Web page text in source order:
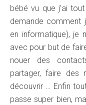
bébé vu que j’ai
demande comment
en informatique), je
avec pour but de
nouer des
partager, faire des
découvrir … Enfin
passe super bien,